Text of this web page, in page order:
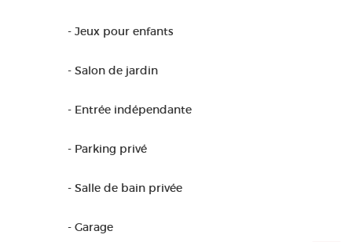
- Jeux pour enfants
- Salon de jardin
- Entrée indépendante
- Parking privé
- Salle de bain privée
- Garage